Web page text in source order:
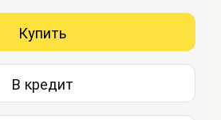
Купить
В кредит